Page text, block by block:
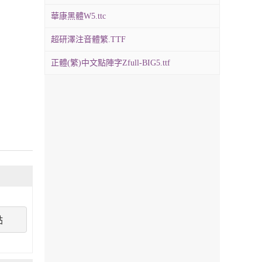
華康黑體W5.ttc
超研澤注音體繁.TTF
正體(繁)中文點陣字Zfull-BIG5.ttf